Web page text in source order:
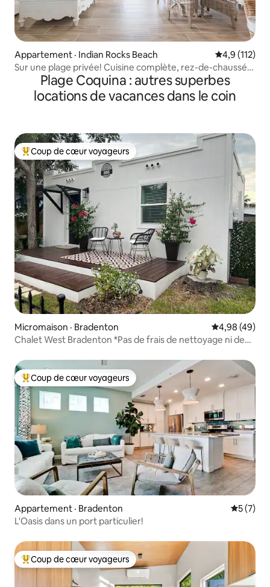
Appartement · Indian Rocks Beach Note
4,9 (112)
Sur une plage privée! Cuisine complète, rez-de-chaussée,
appartement 5
Plage Coquina : autres superbes
locations de vacances dans le coin
Coup de cœur voyageurs parmi les plus aimés
Coup de cœur voyageurs
Micromaison · Bradenton Note
4,98 (49)
Chalet West Bradenton *Pas de frais de nettoyage ni de
Coup de cœur voyageurs parmi les plus aimés
Coup de cœur voyageurs
Appartement · Bradenton Note
5 (7)
L'Oasis dans un port particulier!
Coup de cœur voyageurs parmi les plus aimés
Coup de cœur voyageurs